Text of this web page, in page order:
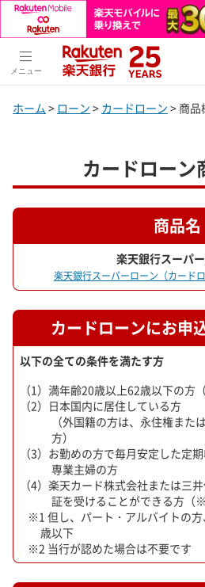
メニュー
ホーム > ローン > カードローン > 商品
カードローン
商品名
楽天銀行スーパ
楽天銀行スーパーローン（カード
カードローンにお申
以下の全ての条件を満たす方
満年齢20歳以上62歳以下の方
日本国内に居住している方
（外国籍の方は、永住権また
方）
お勤めの方で毎月安定した定期
専業主婦の方
楽天カード株式会社または三
証を受けることができる方（
但し、パート・アルバイトの
歳以下
当行が認めた場合は不要です